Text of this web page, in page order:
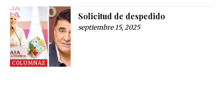
COLUMNAZ
Solicitud de despedido
septiembre 15, 2025